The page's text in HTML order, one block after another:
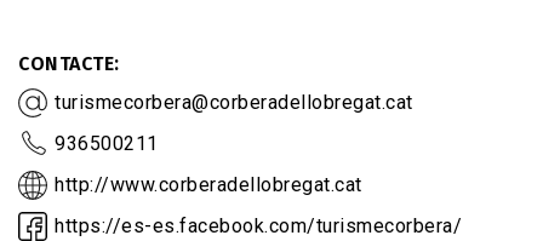
CONTACTE
turismecorbera@corberadellobregat.cat
936500211
http://www.corberadellobregat.cat
https://es-es.facebook.com/turismecorbera/